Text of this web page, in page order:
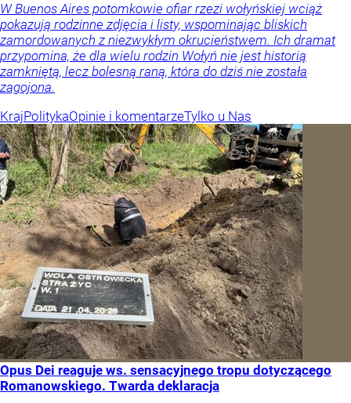
W Buenos Aires potomkowie ofiar rzezi wołyńskiej wciąż
pokazują rodzinne zdjęcia i listy, wspominając bliskich
zamordowanych z niezwykłym okrucieństwem. Ich dramat
przypomina, że dla wielu rodzin Wołyń nie jest historią
zamkniętą, lecz bolesną raną, która do dziś nie została
zagojona.
KrajPolitykaOpinie i komentarzeTylko u Nas
Opus Dei reaguje ws. sensacyjnego tropu dotyczącego
Romanowskiego. Twarda deklaracja